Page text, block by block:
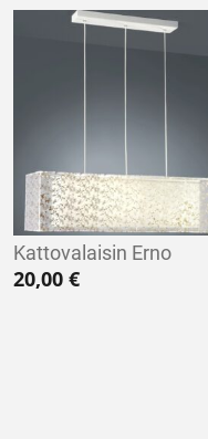
Kattovalaisin Erno
20,00 €